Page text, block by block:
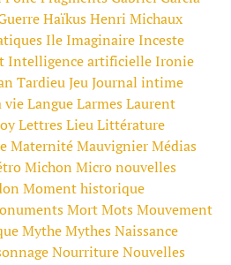
HaïkusHenri Michaux
IleImaginaireInceste
Intelligence artificielleIronie
TardieuJeuJournal intime
vieLangueLarmesLaurent
LettresLieuLittérature
MaternitéMauvignierMédias
Michon Micro nouvelles
Moment historique
MortMotsMouvement
MytheMythesNaissance
NourritureNouvelles